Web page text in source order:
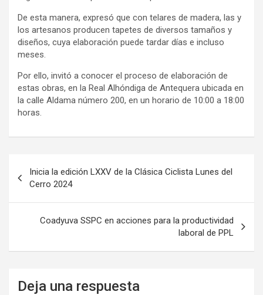
De esta manera, expresó que con telares de madera, las y
los artesanos producen tapetes de diversos tamaños y
diseños, cuya elaboración puede tardar días e incluso
meses.
Por ello, invitó a conocer el proceso de elaboración de
estas obras, en la Real Alhóndiga de Antequera ubicada en
la calle Aldama número 200, en un horario de 10:00 a 18:00
horas.
de
entradas
Inicia la edición LXXV de la Clásica Ciclista Lunes del
Cerro 2024
Coadyuva SSPC en acciones para la productividad
laboral de PPL
Deja una respuesta